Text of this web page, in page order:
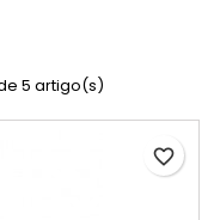
5 artigo(s)
favorite_border